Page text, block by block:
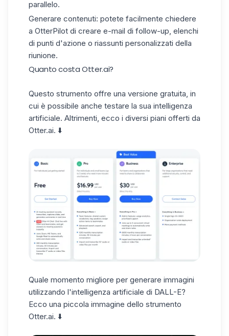
parallelo.
Generare contenuti: potete facilmente chiedere
a OtterPilot di creare e-mail di follow-up, elenchi
di punti d'azione o riassunti personalizzati della
riunione.
Quanto costa Otter.ai?
Questo strumento offre una versione gratuita, in
cui è possibile anche testare la sua intelligenza
artificiale. Altrimenti, ecco i diversi piani offerti da
Otter.ai. ⬇️
Quale momento migliore per generare immagini
utilizzando l'intelligenza artificiale di DALL-E?
Ecco una piccola immagine dello strumento
Otter.ai. ⬇️